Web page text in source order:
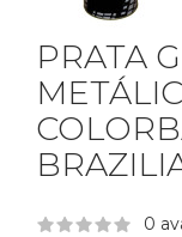
PRATA
0